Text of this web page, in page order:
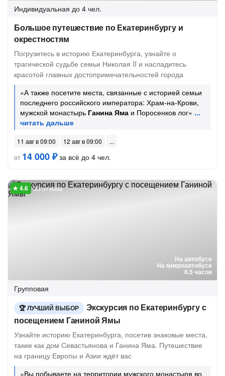
Индивидуальная до 4 чел.
Большое путешествие по Екатеринбургу и
окрестностям
Погрузитесь в историю Екатеринбурга, узнайте о
трагической судьбе семьи Николая II и насладитесь
красотой главных достопримечательностей города
«А также посетите места, связанные с историей семьи
последнего российского императора: Храм-на-Крови,
мужской монастырь Ганина Яма и Поросенков лог»
11 авг в 09:00
12 авг в 09:00
от 14 000 ₽за всё до 4 чел.
На автобусе
На микроавтобусе
6.5 часов
33 отзыва
Групповая
ЛУЧШИЙ ВЫБОР
Экскурсия по Екатеринбургу с
посещением Ганиной Ямы
Узнайте историю Екатеринбурга, посетив знаковые места,
такие как дом Севастьянова и Ганина Яма. Путешествие
на границу Европы и Азии ждёт вас
«Вы побываете на территории мужского монастыря во